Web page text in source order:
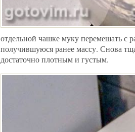
отдельной чашке муку перемешать с
получившуюся ранее массу. Снова
достаточно плотным и густым.